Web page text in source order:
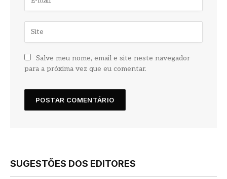
Salve meu nome, email e site neste navegador
para a próxima vez que eu comentar.
SUGESTÕES DOS EDITORES